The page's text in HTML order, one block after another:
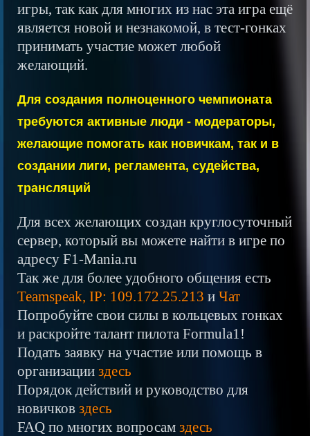
игры, так как для многих из нас эта игра ещё
является новой и незнакомой, в тест-гонках
принимать участие может любой
желающий.
Для создания полноценного чемпионата
требуются активные люди - модераторы,
желающие помогать как новичкам, так и в
создании лиги, регламента, судейства,
трансляций
Для всех желающих создан круглосуточный
сервер, который вы можете найти в игре по
адресу F1-Mania.ru
Так же для более удобного общения есть
Teamspeak, IP: 109.172.25.213 и Чат
Попробуйте свои силы в кольцевых гонках
и раскройте талант пилота Formula1!
Подать заявку на участие или помощь в
организации здесь
Порядок действий и руководство для
новичков здесь
FAQ по многих вопросам здесь